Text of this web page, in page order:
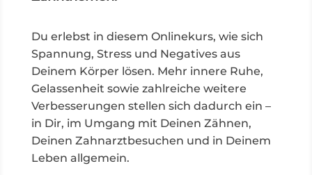
Du erlebst in diesem Onlinekurs, wie sich
Spannung, Stress und Negatives aus
Deinem Körper lösen. Mehr innere Ruhe,
Gelassenheit sowie zahlreiche weitere
Verbesserungen stellen sich dadurch ein –
in Dir, im Umgang mit Deinen Zähnen,
Deinen Zahnarztbesuchen und in Deinem
Leben allgemein.